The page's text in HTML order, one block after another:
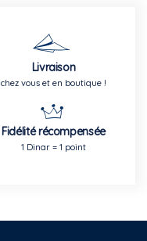
Livraison
chez vous et en boutique !
Fidélité récompensée
1 Dinar = 1 point